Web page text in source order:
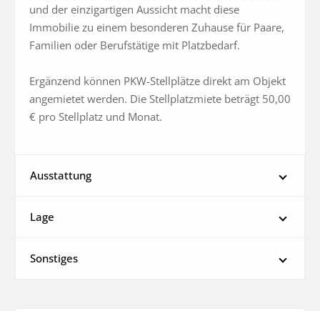
und der einzigartigen Aussicht macht diese
Immobilie zu einem besonderen Zuhause für Paare,
Familien oder Berufstätige mit Platzbedarf.
Ergänzend können PKW-Stellplätze direkt am Objekt
angemietet werden. Die Stellplatzmiete beträgt 50,00
€ pro Stellplatz und Monat.
Ausstattung
Lage
Sonstiges